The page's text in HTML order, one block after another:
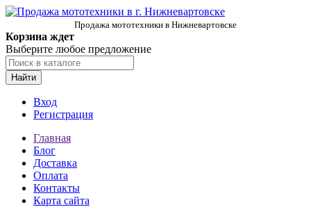
Продажа мототехники в Нижневартовске
Корзина ждет
Выберите любое предложение
Найти
Вход
Регистрация
Главная
Блог
Доставка
Оплата
Контакты
Карта сайта